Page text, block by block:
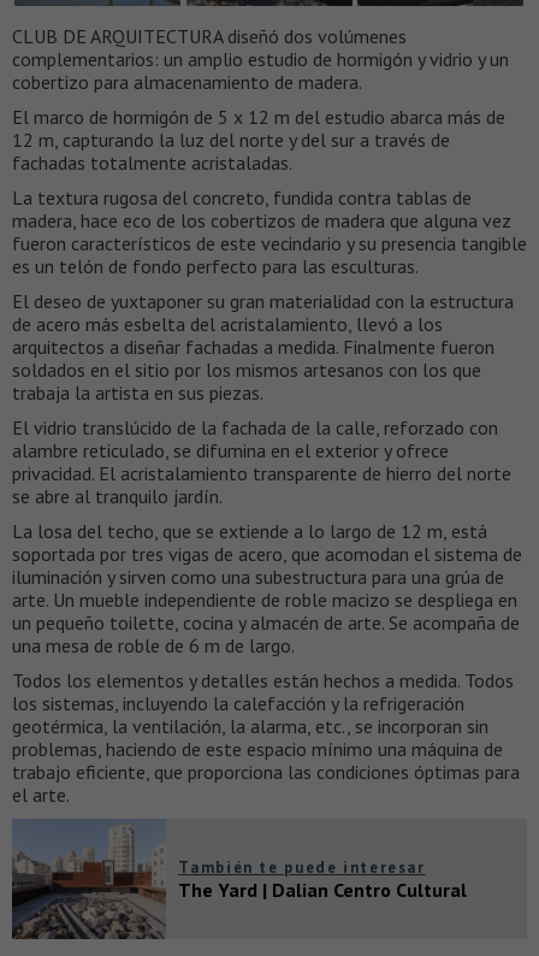
CLUB DE ARQUITECTURA diseñó dos volúmenes
complementarios: un amplio estudio de hormigón y vidrio y un
cobertizo para almacenamiento de madera.
El marco de hormigón de 5 x 12 m del estudio abarca más de
12 m, capturando la luz del norte y del sur a través de
fachadas totalmente acristaladas.
La textura rugosa del concreto, fundida contra tablas de
madera, hace eco de los cobertizos de madera que alguna vez
fueron característicos de este vecindario y su presencia tangible
es un telón de fondo perfecto para las esculturas.
El deseo de yuxtaponer su gran materialidad con la estructura
de acero más esbelta del acristalamiento, llevó a los
arquitectos a diseñar fachadas a medida. Finalmente fueron
soldados en el sitio por los mismos artesanos con los que
trabaja la artista en sus piezas.
El vidrio translúcido de la fachada de la calle, reforzado con
alambre reticulado, se difumina en el exterior y ofrece
privacidad. El acristalamiento transparente de hierro del norte
se abre al tranquilo jardín.
La losa del techo, que se extiende a lo largo de 12 m, está
soportada por tres vigas de acero, que acomodan el sistema de
iluminación y sirven como una subestructura para una grúa de
arte. Un mueble independiente de roble macizo se despliega en
un pequeño toilette, cocina y almacén de arte. Se acompaña de
una mesa de roble de 6 m de largo.
Todos los elementos y detalles están hechos a medida. Todos
los sistemas, incluyendo la calefacción y la refrigeración
geotérmica, la ventilación, la alarma, etc., se incorporan sin
problemas, haciendo de este espacio mínimo una máquina de
trabajo eficiente, que proporciona las condiciones óptimas para
el arte.
También te puede interesar
The Yard | Dalian Centro Cultural